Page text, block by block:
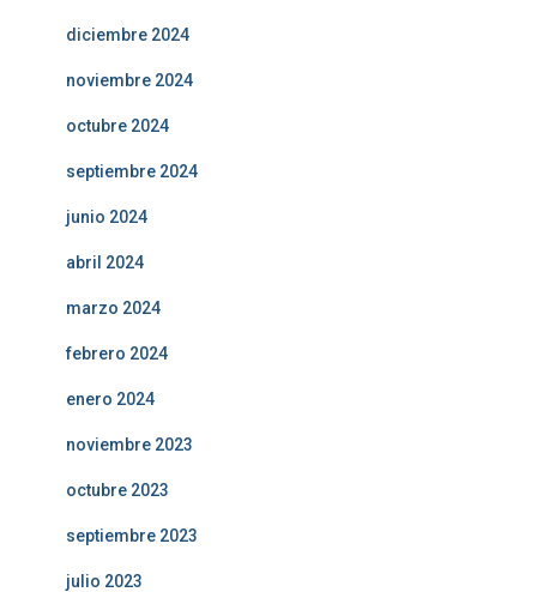
diciembre 2024
noviembre 2024
octubre 2024
septiembre 2024
junio 2024
abril 2024
marzo 2024
febrero 2024
enero 2024
noviembre 2023
octubre 2023
septiembre 2023
julio 2023